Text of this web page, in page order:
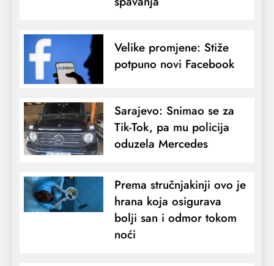
Velike promjene: Stiže
potpuno novi Facebook
Sarajevo: Snimao se za
Tik-Tok, pa mu policija
oduzela Mercedes
Prema stručnjakinji ovo je
hrana koja osigurava
bolji san i odmor tokom
noći